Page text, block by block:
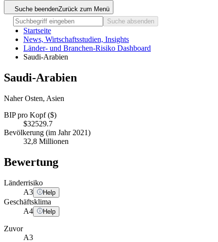
Suche beendenZurück zum Menü
Suche absenden
Startseite
News, Wirtschaftsstudien, Insights
Länder- und Branchen-Risiko Dashboard
Saudi-Arabien
Saudi-Arabien
Naher Osten, Asien
BIP pro Kopf ($)
$32529.7
Bevölkerung (im Jahr 2021)
32,8 Millionen
Bewertung
Länderrisiko
A3 Help
Geschäftsklima
A4 Help
Zuvor
A3